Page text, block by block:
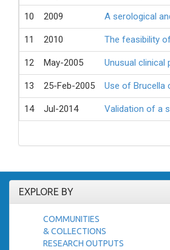
10 2009 A serological
11 2010 The feasibility
12 May-2005 Unusual
13 25-Feb-2005 Use of Brucella
14 Jul-2014 Validation of a
EXPLORE BY
COMMUNITIES
& COLLECTIONS
RESEARCH OUTPUTS